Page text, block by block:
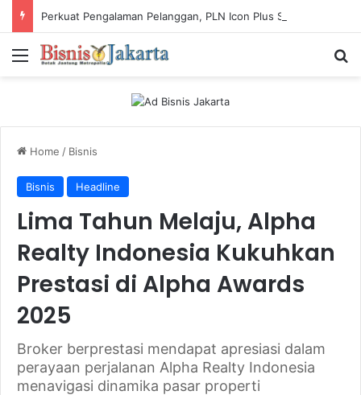
Menu
Home / Bisnis
Bisnis Headline
Lima Tahun Melaju, Alpha
Realty Indonesia Kukuhkan
Prestasi di Alpha Awards
2025
Broker berprestasi mendapat apresiasi dalam
perayaan perjalanan Alpha Realty Indonesia
menavigasi dinamika pasar properti